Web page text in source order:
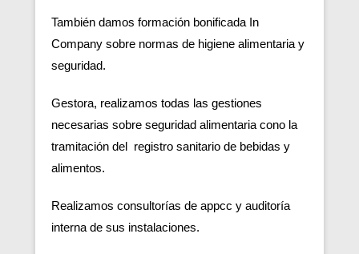
También damos formación bonificada In
Company sobre normas de higiene alimentaria y
seguridad.
Gestora, realizamos todas las gestiones
necesarias sobre seguridad alimentaria cono la
tramitación del registro sanitario de bebidas y
alimentos.
Realizamos consultorías de appcc y auditoría
interna de sus instalaciones.